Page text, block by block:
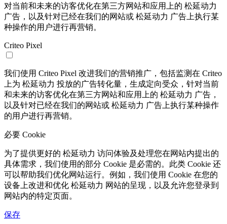
对当前和未来的访客优化在第三方网站和应用上的 松延动力
广告，以及针对已经在我们的网站或 松延动力 广告上执行某
种操作的用户进行再营销。
Criteo Pixel
我们使用 Criteo Pixel 改进我们的营销推广，包括监测在 Criteo
上为 松延动力 投放的广告转化量，生成定向受众，针对当前
和未来的访客优化在第三方网站和应用上的 松延动力 广告，
以及针对已经在我们的网站或 松延动力 广告上执行某种操作
的用户进行再营销。
必要 Cookie
为了提供更好的 松延动力 访问体验及处理您在网站内提出的
具体需求，我们使用的部分 Cookie 是必需的。此类 Cookie 还
可以帮助我们优化网站运行。例如，我们使用 Cookie 在您的
设备上改进和优化 松延动力 网站的呈现，以及允许您登录到
网站内的特定页面。
保存